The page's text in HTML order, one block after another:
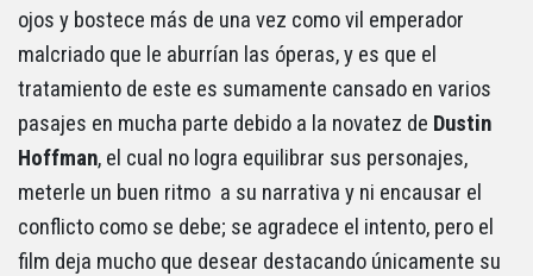
ojos y bostece más de una vez como vil emperador
malcriado que le aburrían las óperas, y es que el
tratamiento de este es sumamente cansado en varios
pasajes en mucha parte debido a la novatez de Dustin
Hoffman, el cual no logra equilibrar sus personajes,
meterle un buen ritmo a su narrativa y ni encausar el
conflicto como se debe; se agradece el intento, pero el
film deja mucho que desear destacando únicamente su